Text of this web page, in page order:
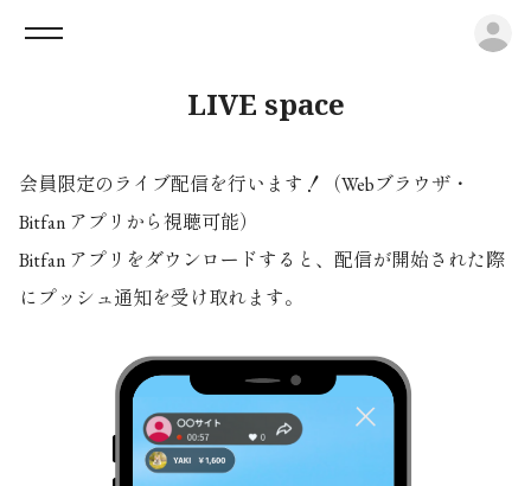
LIVE space
会員限定のライブ配信を行います！（Webブラウザ・
Bitfan アプリから視聴可能）
Bitfan アプリをダウンロードすると、配信が開始された際
にプッシュ通知を受け取れます。